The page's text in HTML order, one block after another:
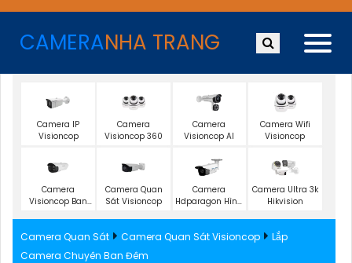
CAMERANHA TRANG
Camera IP
Visioncop
Camera
Visioncop 360
Camera
Visioncop Al
Camera Wifi
Visioncop
Camera
Visioncop Ban
Camera Quan
Sát Visioncop
Camera
Hdparagon Hình
Camera Ultra 3k
Hikvision
Camera Quan Sát Camera Quan Sát Visioncop
Lắp
Camera Chuyên Ban Đêm